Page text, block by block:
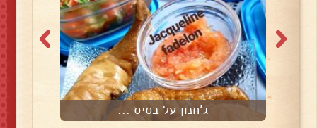
ג'חנון על בסיס ...